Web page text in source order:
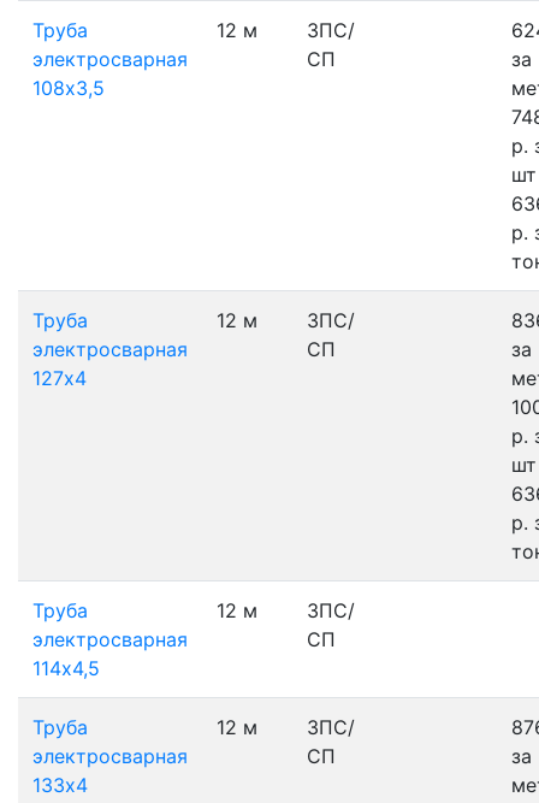
Труба
электросварная
108х3,5
12 м
3ПС/
СП
за
р.
шт
р.
Труба
электросварная
127х4
12 м
3ПС/
СП
за
р.
шт
р.
Труба
электросварная
114х4,5
12 м
3ПС/
СП
Труба
электросварная
133х4
12 м
3ПС/
СП
за